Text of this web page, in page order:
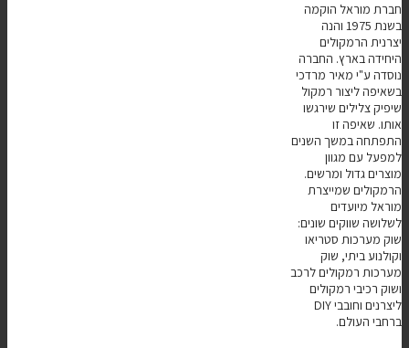
חברת מוראל הוקמה
בשנת 1975 והנה
יצרנית הרמקולים
היחידה בארץ. החברה
נוסדה ע"י מאיר מרדכי
בשאיפה ליצור רמקול
שיפיק צלילים שירגשו
אותו. שאיפה זו
התפתחה במשך השנים
למפעל עם מגוון
מוצרים גדול ומרשים.
הרמקולים שמייצרת
מוראל מיועדים
לשלושה שווקים שונים:
שוק מערכות סטריאו
וקולנוע ביתי, שוק
מערכות רמקולים לרכב
ושוק רכיבי רמקולים
ליצרנים וחובבי DIY
ברחבי העולם.